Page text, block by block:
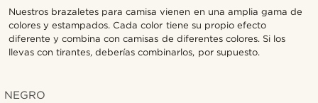
Nuestros brazaletes para camisa vienen en una amplia gama de
colores y estampados. Cada color tiene su propio efecto
diferente y combina con camisas de diferentes colores. Si los
llevas con tirantes, deberías combinarlos, por supuesto.
NEGRO